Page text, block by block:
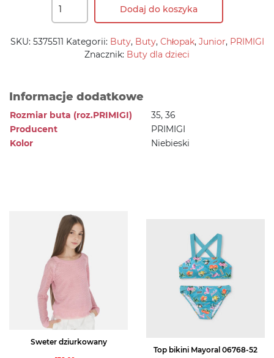
Dodaj do koszyka
SKU: 5375511 Kategorii: Buty, Buty, Chłopak, Junior, PRIMIGI
Znacznik: Buty dla dzieci
Informacje dodatkowe
Rozmiar buta (roz.PRIMIGI)
35, 36
Producent
PRIMIGI
Kolor
Niebieski
Sweter dziurkowany
Top bikini Mayoral 06768-52